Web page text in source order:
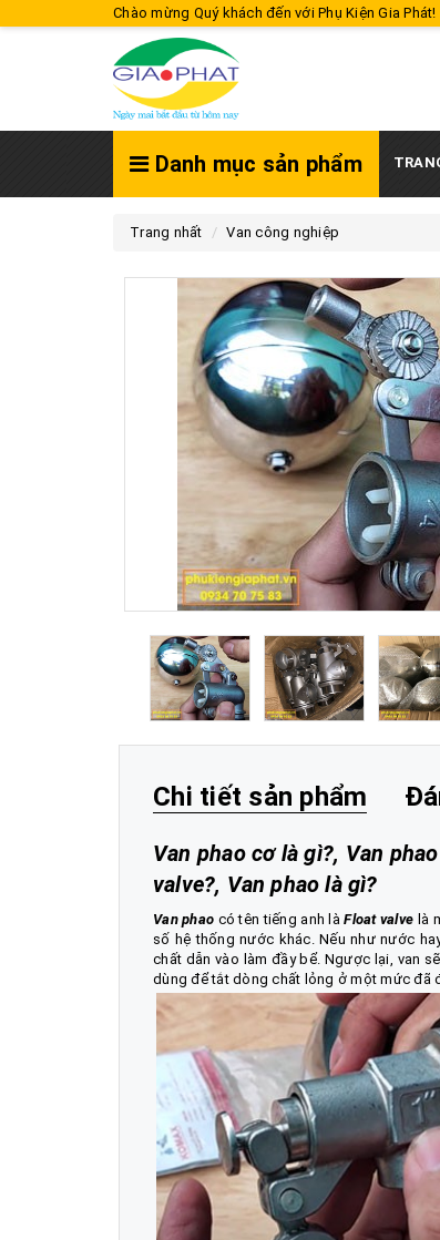
Chào mừng Quý khách đến với Phụ Kiện Gia Phát!
Danh mục sản phẩm
Trang nhất Van công nghiệp
Chi tiết sản phẩm
Van phao cơ là gì?, Van
valve?, Van phao là gì?
Van phao có tên tiếng anh làFloat valve là
số hệ thống nước khác. Nếu như nước
chất dẫn vào làm đầy bể. Ngược lại, van
dùng để tắt dòng chất lỏng ở một mức đã